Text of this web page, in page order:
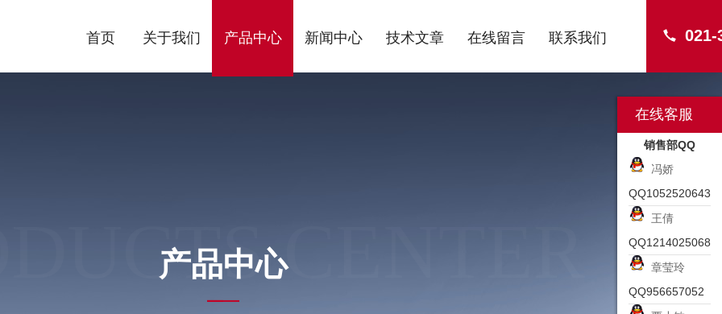
021-
首页 关于我们 产品中心 新闻中心 技术文章 在线留言 联系我们
CENTER
产品中心
在线客服
销售部QQ
冯娇
QQ1052520643
王倩
QQ1214025068
章莹玲
QQ956657052